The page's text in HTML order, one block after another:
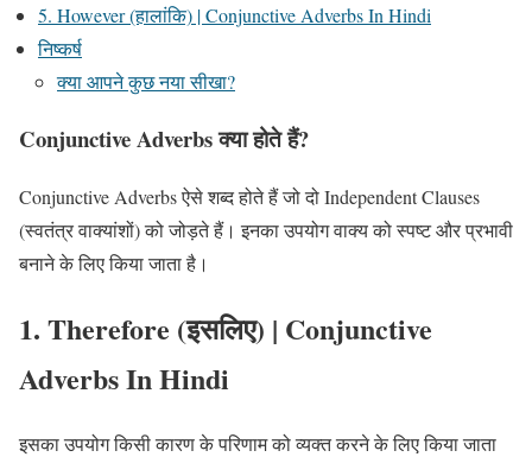
5. However (हालांकि) | Conjunctive Adverbs In Hindi
निष्कर्ष
क्या आपने कुछ नया सीखा?
Conjunctive Adverbs क्या होते हैं?
Conjunctive Adverbs ऐसे शब्द होते हैं जो दो Independent Clauses
(स्वतंत्र वाक्यांशों) को जोड़ते हैं। इनका उपयोग वाक्य को स्पष्ट और प्रभावी
बनाने के लिए किया जाता है।
1. Therefore (इसलिए) | Conjunctive
Adverbs In Hindi
इसका उपयोग किसी कारण के परिणाम को व्यक्त करने के लिए किया जाता